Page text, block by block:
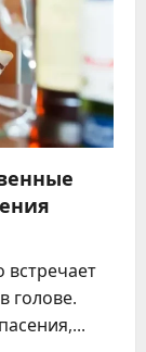
встречает
голове.